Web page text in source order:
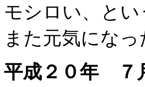
モシロい、と
また元気にな
平成２０年 ７